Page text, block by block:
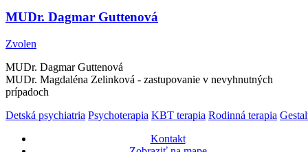
MUDr. Dagmar Guttenová
Zvolen
MUDr. Dagmar Guttenová
MUDr. Magdaléna Zelinková - zastupovanie v nevyhnutných
prípadoch
Detská psychiatria Psychoterapia KBT terapia Rodinná terapia
Kontakt